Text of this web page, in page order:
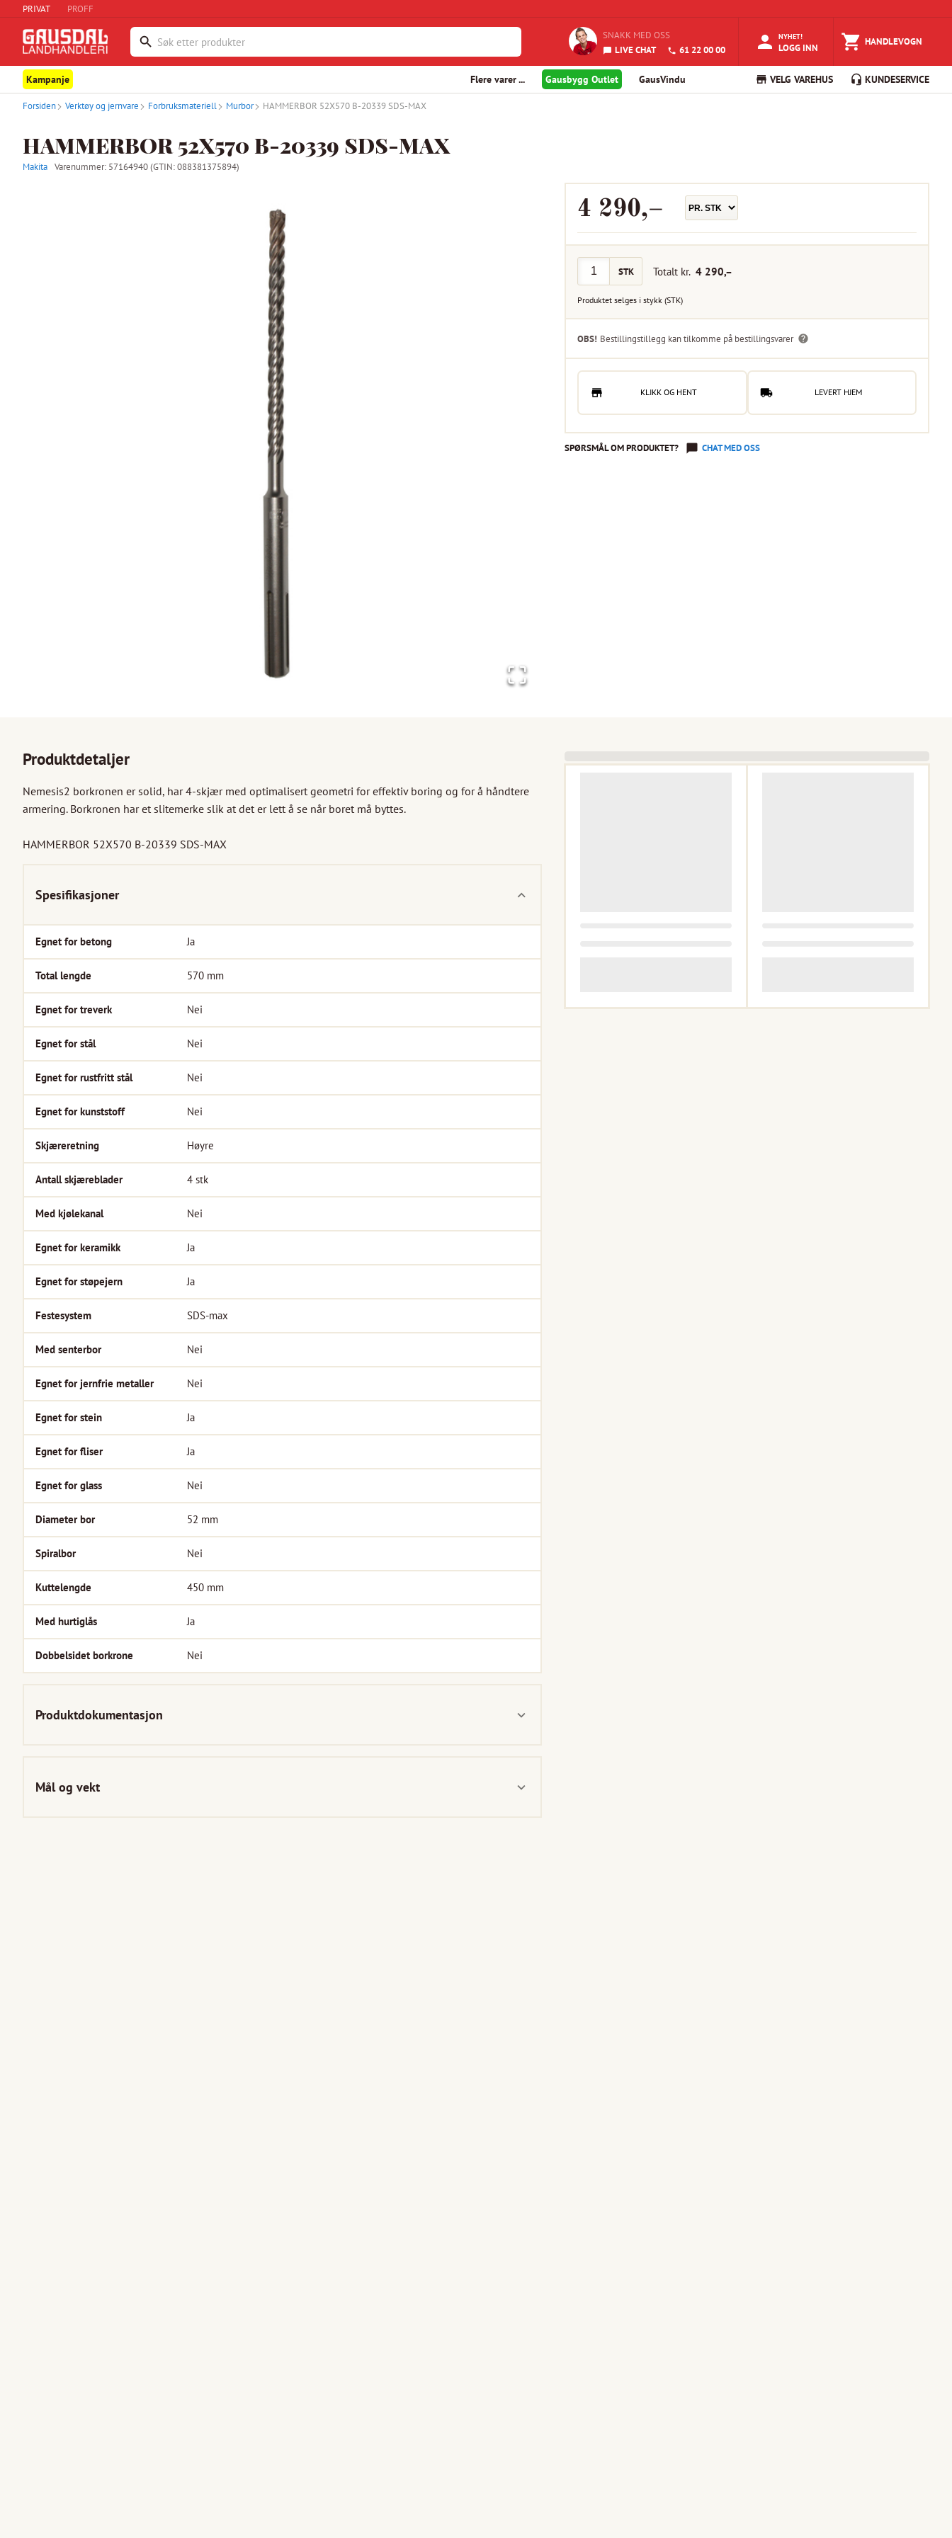
PRIVAT PROFF
SNAKK MED OSS
LIVE CHAT
61 22 00 00
NYHET!
LOGG INN HANDLEVOGN
Kampanje Flere varer ... Gausbygg Outlet GausVindu VELG VAREHUS KUNDESERVICE
Forsiden Verktøy og jernvare Forbruksmateriell Murbor HAMMERBOR 52X570 B-20339 SDS-MAX
HAMMERBOR 52X570 B-20339 SDS-MAX
Makita Varenummer: 57164940(GTIN: 088381375894)
4 290,–
STK Totalt kr.4 290,–
Produktet selges istykk (STK)
OBS! Bestillingstillegg kan tilkomme på bestillingsvarer
KLIKK OG HENT LEVERT HJEM
SPØRSMÅL OM PRODUKTET? CHAT MED OSS
Produktdetaljer
Nemesis2 borkronen er solid, har 4-skjær med optimalisert geometri for effektiv boring og for å håndtere
armering. Borkronen har et slitemerke slik at det er lett å se når boret må byttes.
HAMMERBOR 52X570 B-20339 SDS-MAX
Spesifikasjoner
Egnet for betong Ja
Total lengde 570 mm
Egnet for treverk Nei
Egnet for stål Nei
Egnet for rustfritt stål Nei
Egnet for kunststoff Nei
Skjæreretning Høyre
Antall skjæreblader 4 stk
Med kjølekanal Nei
Egnet for keramikk Ja
Egnet for støpejern Ja
Festesystem SDS-max
Med senterbor Nei
Egnet for jernfrie metaller Nei
Egnet for stein Ja
Egnet for fliser Ja
Egnet for glass Nei
Diameter bor 52 mm
Spiralbor Nei
Kuttelengde 450 mm
Med hurtiglås Ja
Dobbelsidet borkrone Nei
Produktdokumentasjon
Mål og vekt